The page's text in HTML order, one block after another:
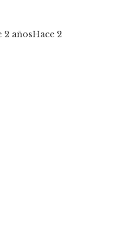
2 añosHace 2